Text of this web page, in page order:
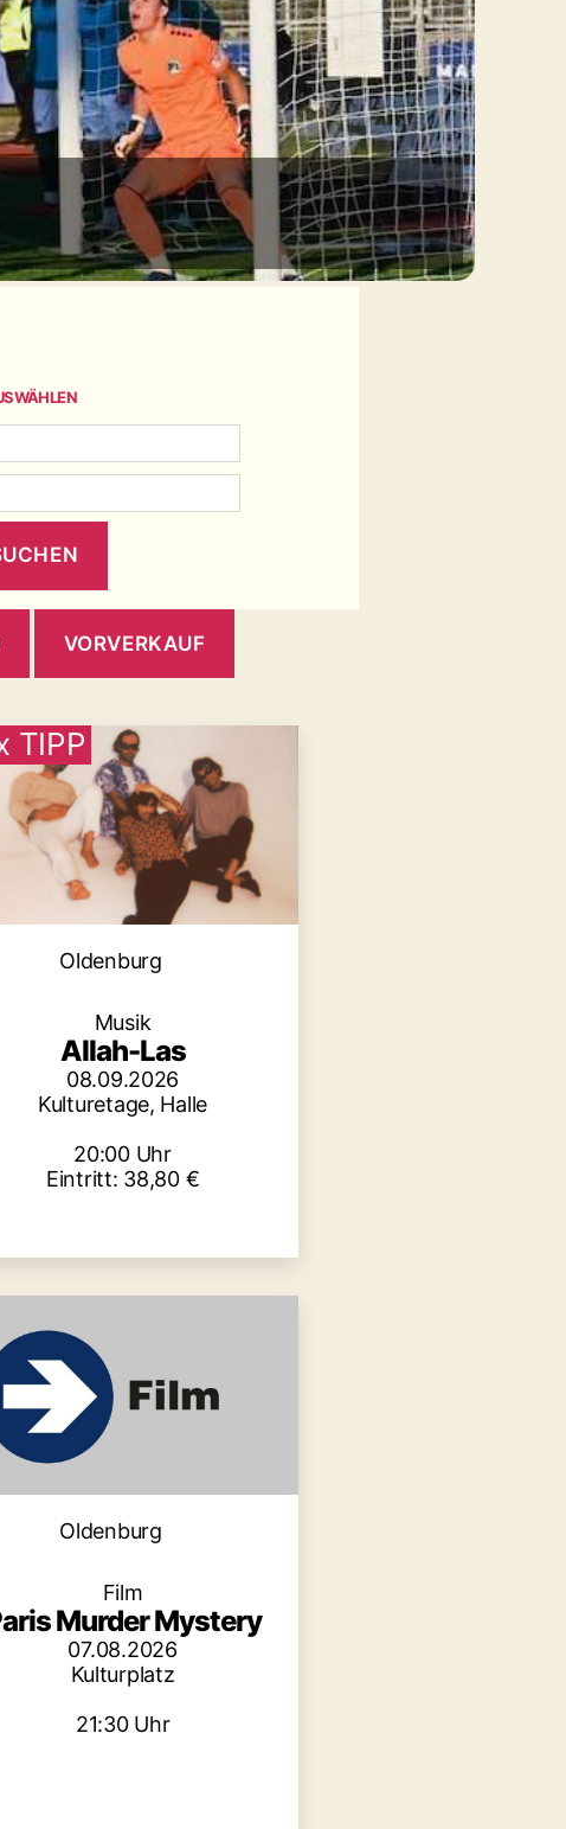
VORVERKAUF
TIPP
Kategorien
Oldenburg
Musik
Allah-Las
08.09.2026
Kulturetage, Halle
20:00 Uhr
Eintritt: 38,80 €
Kategorien
Oldenburg
Film
Murder Mystery
07.08.2026
Kulturplatz
21:30 Uhr